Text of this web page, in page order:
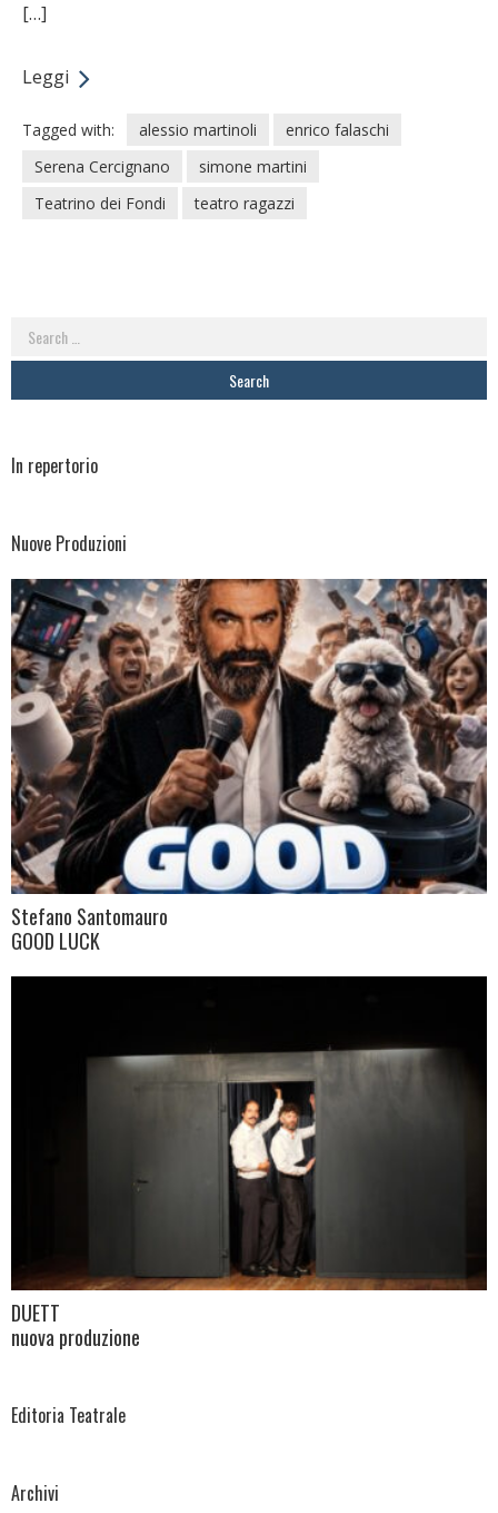
[…]
Leggi
Tagged with: alessio martinoli
enrico falaschi
Serena Cercignano
simone martini
Teatrino dei Fondi
teatro ragazzi
Search
In repertorio
Nuove Produzioni
Stefano Santomauro
GOOD LUCK
DUETT
nuova produzione
Editoria Teatrale
Archivi